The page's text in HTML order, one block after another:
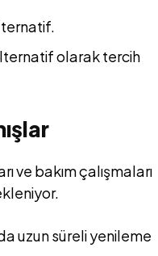
olarak tercih
ve bakım çalışmaları
uzun süreli yenileme